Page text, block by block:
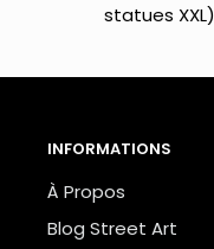
statues XXL)
INFORMATIONS
À Propos
Blog Street Art